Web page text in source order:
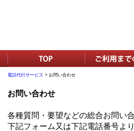
電話代行サービス > お問い合わせ
お問い合わせ
各種質問・要望などの総合お問い
下記フォーム又は下記電話番号よ